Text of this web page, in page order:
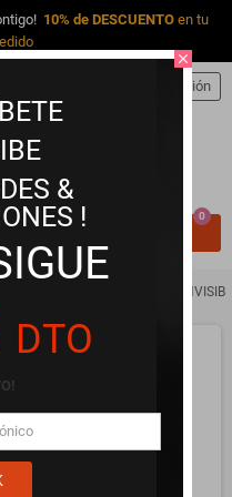
10% de DESCUENTO en tu
Iniciar sesión
0
BYE BRA
close
&
!
DTO